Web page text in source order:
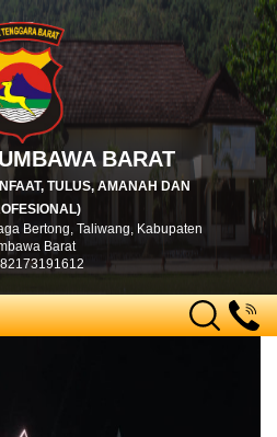
BARAT
TULUS, AMANAH DAN
Bertong, Taliwang, Kabupaten
Barat